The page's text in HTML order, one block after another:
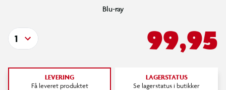
Blu-ray
99,95
1
LEVERING
Få leveret produktet
LAGERSTATUS
Se lagerstatus i butikker